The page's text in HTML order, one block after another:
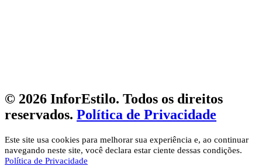
© 2026 InforEstilo. Todos os direitos
reservados. Política de Privacidade
Este site usa cookies para melhorar sua experiência e, ao continuar
navegando neste site, você declara estar ciente dessas condições.
Política de Privacidade